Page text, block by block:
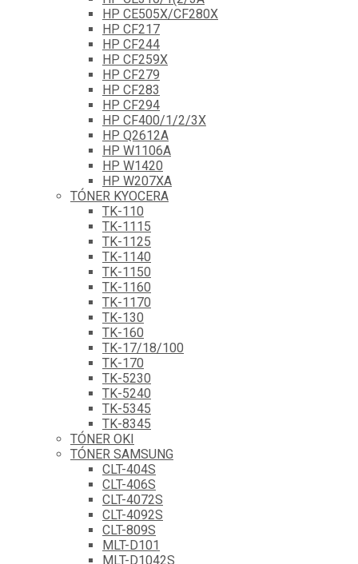
HP CE505X/CF280X
HP CF217
HP CF244
HP CF259X
HP CF279
HP CF283
HP CF294
HP CF400/1/2/3X
HP Q2612A
HP W1106A
HP W1420
HP W207XA
TÓNER KYOCERA
TK-110
TK-1115
TK-1125
TK-1140
TK-1150
TK-1160
TK-1170
TK-130
TK-160
TK-17/18/100
TK-170
TK-5230
TK-5240
TK-5345
TK-8345
TÓNER OKI
TÓNER SAMSUNG
CLT-404S
CLT-406S
CLT-4072S
CLT-4092S
CLT-809S
MLT-D101
MLT-D1042S